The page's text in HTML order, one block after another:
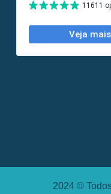
2024 ©